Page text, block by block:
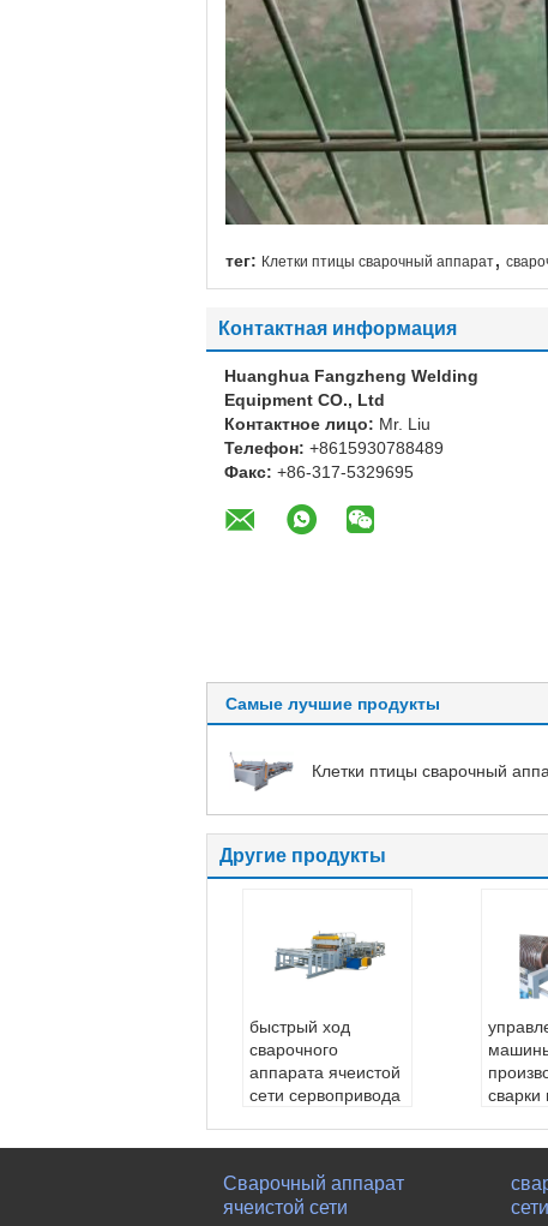
тег: Клетки птицы сварочный аппарат
Контактная информация
Huanghua Fangzheng Welding
Equipment CO., Ltd
Контактное лицо: Mr. Liu
Телефон: +8615930788489
Факс: +86-317-5329695
Самые лучшие продукты
Клетки птицы сварочный
Другие продукты
быстрый ход
сварочного
аппарата ячеистой
сети сервопривода
Максимальная ши
рина:: 2500mm
сварки
рина::
Сварочный аппарат
ячеистой сети
сети